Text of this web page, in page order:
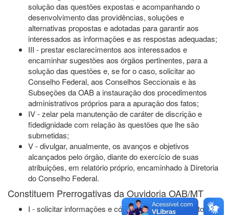
solução das questões expostas e acompanhando o
desenvolvimento das providências, soluções e
alternativas propostas e adotadas para garantir aos
interessados as informações e as respostas adequadas;
III - prestar esclarecimentos aos interessados e
encaminhar sugestões aos órgãos pertinentes, para a
solução das questões e, se for o caso, solicitar ao
Conselho Federal, aos Conselhos Seccionais e às
Subseções da OAB a instauração dos procedimentos
administrativos próprios para a apuração dos fatos;
IV - zelar pela manutenção de caráter de discrição e
fidedignidade com relação às questões que lhe são
submetidas;
V - divulgar, anualmente, os avanços e objetivos
alcançados pelo órgão, diante do exercício de suas
atribuições, em relatório próprio, encaminhado à Diretoria
do Conselho Federal.
Constituem Prerrogativas da Ouvidoria OAB/MT
I - solicitar informações e cópias de documentos a todos